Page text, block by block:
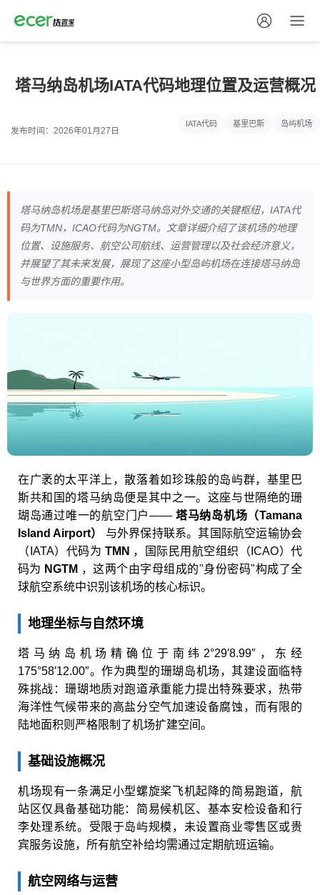
塔马纳岛机场IATA代码地理位置及运营概况
发布时间：2026年01月27日
IATA代码 基里巴斯 岛屿机场
塔马纳岛机场是基里巴斯塔马纳岛对外交通的关键枢纽，IATA代
码为TMN，ICAO代码为NGTM。文章详细介绍了该机场的地理
位置、设施服务、航空公司航线、运营管理以及社会经济意义，
并展望了其未来发展，展现了这座小型岛屿机场在连接塔马纳岛
与世界方面的重要作用。
在广袤的太平洋上，散落着如珍珠般的岛屿群，基里巴
斯共和国的塔马纳岛便是其中之一。这座与世隔绝的珊
瑚岛通过唯一的航空门户—— 塔马纳岛机场（Tamana
Island Airport） 与外界保持联系。其国际航空运输协会
（IATA）代码为 TMN ，国际民用航空组织（ICAO）代
码为 NGTM ，这两个由字母组成的"身份密码"构成了全
球航空系统中识别该机场的核心标识。
地理坐标与自然环境
塔马纳岛机场精确位于南纬2°29′8.99″，东经
175°58′12.00″。作为典型的珊瑚岛机场，其建设面临特
殊挑战：珊瑚地质对跑道承重能力提出特殊要求，热带
海洋性气候带来的高盐分空气加速设备腐蚀，而有限的
陆地面积则严格限制了机场扩建空间。
基础设施概况
机场现有一条满足小型螺旋桨飞机起降的简易跑道，航
站区仅具备基础功能：简易候机区、基本安检设备和行
李处理系统。受限于岛屿规模，未设置商业零售区或贵
宾服务设施，所有航空补给均需通过定期航班运输。
航空网络与运营